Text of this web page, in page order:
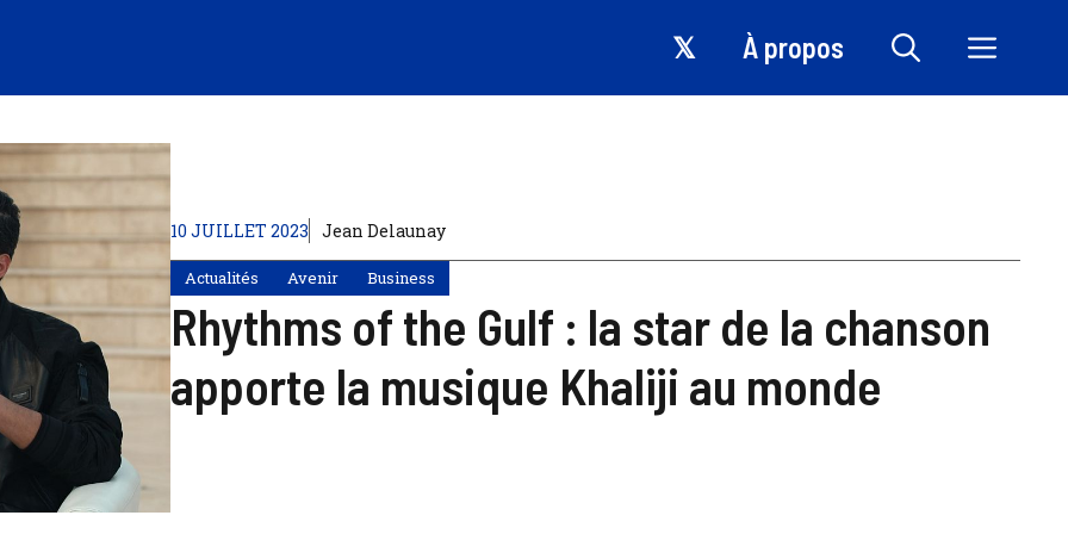
𝕏 À propos
10 JUILLET 2023 Jean Delaunay
Actualités Avenir Business
Rhythms of the Gulf : la star de la chanson
apporte la musique Khaliji au monde